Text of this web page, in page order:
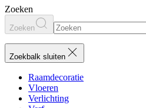
Zoeken
Zoeken
Zoekbalk sluiten
Raamdecoratie
Vloeren
Verlichting